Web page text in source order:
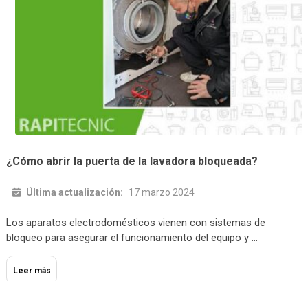
¿Cómo abrir la puerta de la lavadora bloqueada?
Última actualización: 17 marzo 2024
Los aparatos electrodomésticos vienen con sistemas de
bloqueo para asegurar el funcionamiento del equipo y …
Leer más